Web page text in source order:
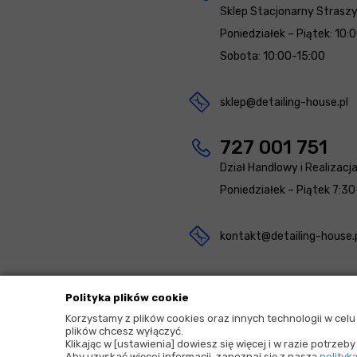
Polityka plików cookie
Korzystamy z plików cookies oraz innych technologii w
plików chcesz wyłączyć.
Klikając w [ustawienia] dowiesz się więcej i w razie
Sklep Stacjonarny
Poniedziałek – Piątek:
Sobota: 10:00-15:00
sklep@detailing-house.pl
727 001 751
Dział Handlowy i
Poniedziałek – Piątek
kontakt@detailing-
2026 © Copyrights by |Detailing House